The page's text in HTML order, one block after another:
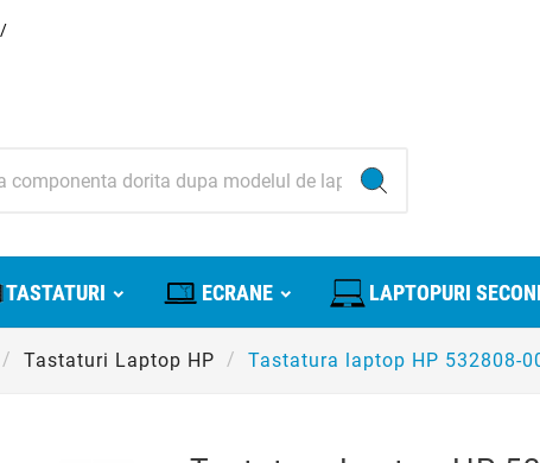
/
TASTATURI ECRANE LAPTOPURI
Tastaturi Laptop HP Tastatura laptop HP 532808-